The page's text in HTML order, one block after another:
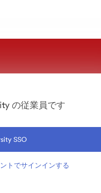
の従業員です
SSO
トでサインインする